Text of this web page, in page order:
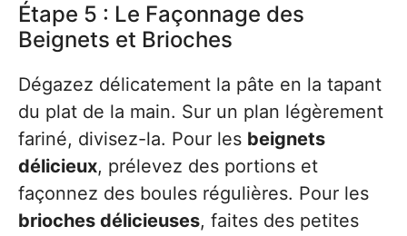
Étape 5 : Le Façonnage des
Beignets et Brioches
Dégazez délicatement la pâte en la tapant
du plat de la main. Sur un plan légèrement
fariné, divisez-la. Pour les beignets
délicieux, prélevez des portions et
façonnez des boules régulières. Pour les
brioches délicieuses, faites des petites